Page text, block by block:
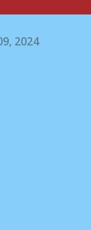
2024